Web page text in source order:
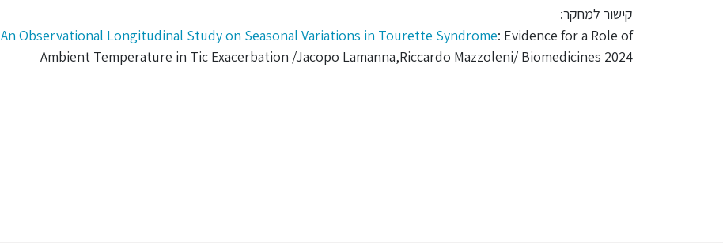
קישור למחקר:
An Observational Longitudinal Study on Seasonal Variations in Tourette Syndrome: Evidence for a Role of
Ambient Temperature in Tic Exacerbation /Jacopo Lamanna,Riccardo Mazzoleni/ Biomedicines 2024